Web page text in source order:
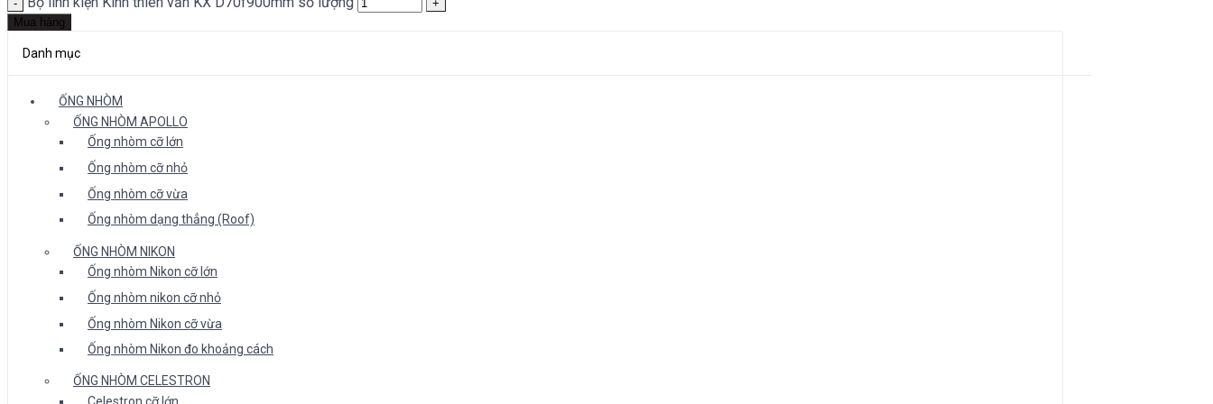
Mua hàng
Danh mục
ỐNG NHÒM
ỐNG NHÒM APOLLO
Ống nhòm cỡ lớn
Ống nhòm cỡ nhỏ
Ống nhòm cỡ vừa
Ống nhòm dạng thẳng (Roof)
ỐNG NHÒM NIKON
Ống nhòm Nikon cỡ lớn
Ống nhòm nikon cỡ nhỏ
Ống nhòm Nikon cỡ vừa
Ống nhòm Nikon đo khoảng cách
ỐNG NHÒM CELESTRON